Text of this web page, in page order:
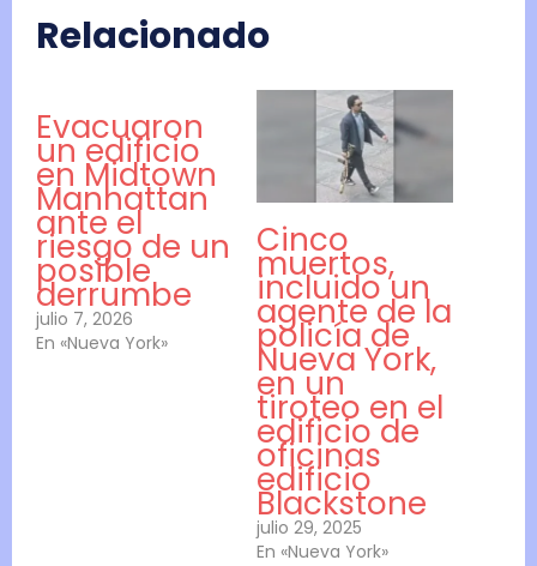
Relacionado
Evacuaron
un edificio
en Midtown
Manhattan
ante el
riesgo de un
posible
derrumbe
julio 7, 2026
En «Nueva York»
Cinco
muertos,
incluido un
agente de la
policía de
Nueva York,
en un
tiroteo en el
edificio de
oficinas
edificio
Blackstone
julio 29, 2025
En «Nueva York»